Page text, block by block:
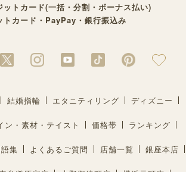
ットカード(一括・分割・ボーナス払い)
トカード・PayPay・銀行振込み
結婚指輪 エタニティリング ディズニー
ン・素材・テイスト 価格帯 ランキング
集 よくあるご質問 店舗一覧 銀座本店